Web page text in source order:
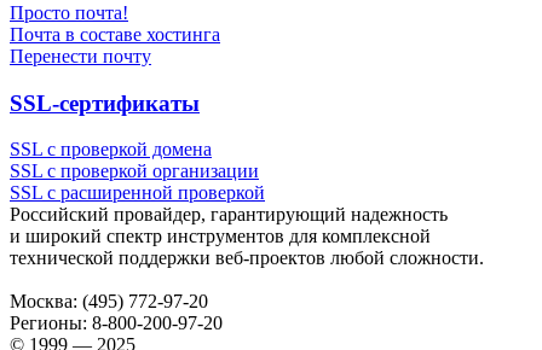
Просто почта!
Почта в составе хостинга
Перенести почту
SSL-сертификаты
SSL с проверкой домена
SSL с проверкой организации
SSL с расширенной проверкой
Российский провайдер, гарантирующий надежность
и широкий спектр инструментов для комплексной
технической поддержки веб-проектов любой сложности.
Москва: (495) 772-97-20
Регионы: 8-800-200-97-20
© 1999 — 2025